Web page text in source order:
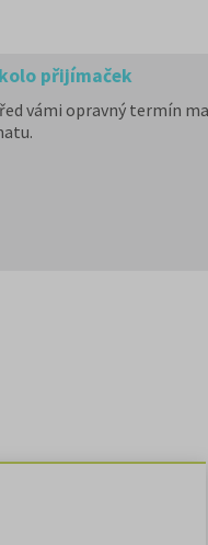
přijímaček
vámi opravný termín